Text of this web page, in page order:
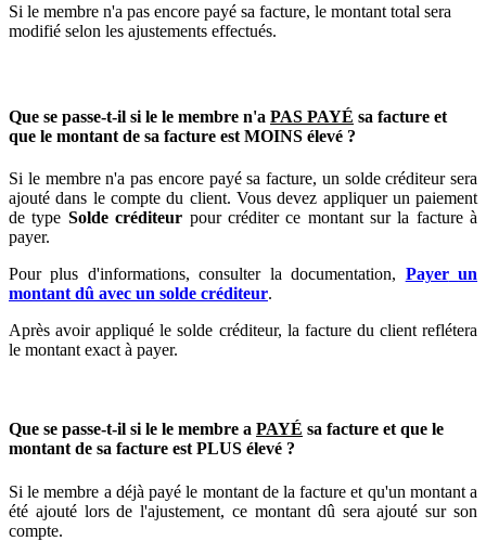
Si le membre n'a pas encore payé sa facture, le montant total sera
modifié selon les ajustements effectués.
Que se passe-t-il si le le membre n'a PAS PAYÉ sa facture et
que le montant de sa facture est MOINS élevé ?
Si le membre n'a pas encore payé sa facture, un solde créditeur sera
ajouté dans le compte du client. Vous devez appliquer un paiement
de type Solde créditeur pour créditer ce montant sur la facture à
payer.
Pour plus d'informations, consulter la documentation, Payer un
montant dû avec un solde créditeur.
Après avoir appliqué le solde créditeur, la facture du client reflétera
le montant exact à payer.
Que se passe-t-il si le le membre a PAYÉ sa facture et que le
montant de sa facture est PLUS élevé ?
Si le membre a déjà payé le montant de la facture et qu'un montant a
été ajouté lors de l'ajustement, ce montant dû sera ajouté sur son
compte.